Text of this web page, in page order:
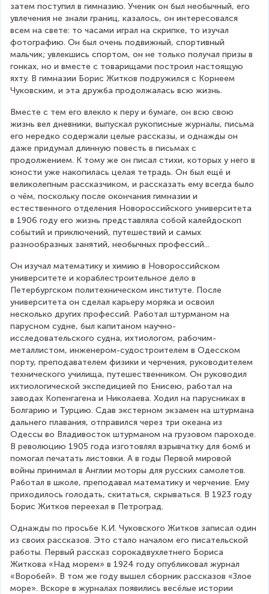
затем поступил в гимназию. Ученик он был необычный, его
увлечения не знали границ, казалось, он интересовался
всем на свете: то часами играл на скрипке, то изучал
фотографию. Он был очень подвижный, спортивный
мальчик; увлекшись спортом, он не только получал призы в
гонках, но и вместе с товарищами построил настоящую
яхту. В гимназии Борис Житков подружился с Корнеем
Чуковским, и эта дружба продолжалась всю жизнь.
Вместе с тем его влекло к перу и бумаге, он всю свою
жизнь вел дневники, выпускал рукописные журналы, письма
его нередко содержали целые рассказы, и однажды он
даже придумал длинную повесть в письмах с
продолжением. К тому же он писал стихи, которых у него в
юности уже накопилась целая тетрадь. Он был ещё и
великолепным рассказчиком, и рассказать ему всегда было
о чём, поскольку после окончания гимназии и
естественного отделения Новороссийского университета
в 1906 году его жизнь представляла собой калейдоскоп
событий и приключений, путешествий и самых
разнообразных занятий, необычных профессий...
Он изучал математику и химию в Новороссийском
университете и кораблестроительное дело в
Петербургском политехническом институте. После
университета он сделал карьеру моряка и освоил
несколько других профессий. Работал штурманом на
парусном судне, был капитаном научно-
исследовательского судна, ихтиологом, рабочим-
металлистом, инженером-судостроителем в Одесском
порту, преподавателем физики и черчения, руководителем
технического училища, путешественником. Он руководил
ихтиологической экспедицией по Енисею, работал на
заводах Копенгагена и Николаева. Ходил на парусниках в
Болгарию и Турцию. Сдав экстерном экзамен на штурмана
дальнего плавания, отправился через три океана из
Одессы во Владивосток штурманом на грузовом пароходе.
В революцию 1905 года изготовлял взрывчатку для бомб и
помогал печатать листовки. А в годы Первой мировой
войны принимал в Англии моторы для русских самолетов.
Работал в школе, преподавал математику и черчение. Ему
приходилось голодать, скитаться, скрываться. В 1923 году
Борис Житков переехал в Петроград.
Однажды по просьбе К.И. Чуковского Житков записал один
из своих рассказов. Это стало началом его писательской
работы. Первый рассказ сорокадвухлетнего Бориса
Житкова «Над морем» в 1924 году опубликовал журнал
«Воробей». В том же году вышел сборник рассказов «Злое
море». Вскоре в журналах появились весёлые истории